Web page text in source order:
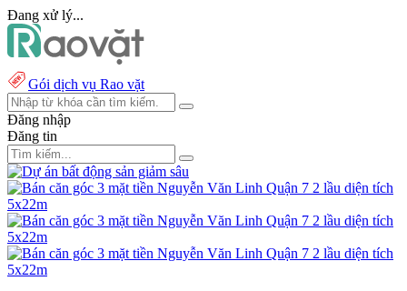
Đang xử lý...
Gói dịch vụ Rao vặt
Đăng nhập
Đăng tin